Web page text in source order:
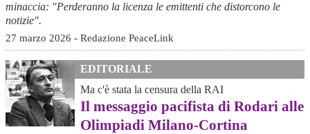
minaccia: "Perderanno la licenza le emittenti che distorcono le
notizie".
27 marzo 2026 - Redazione PeaceLink
EDITORIALE
Ma c'è stata la censura della RAI
Il messaggio pacifista di Rodari alle
Olimpiadi Milano-Cortina